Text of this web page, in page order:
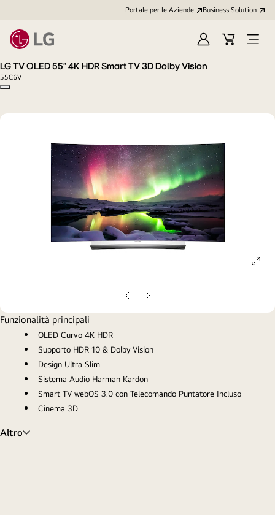
Portale per le Aziende Business Solution
AccediCart
Open
LG TV OLED 55" 4K HDR Smart TV 3D Dolby Vision
55C6V
Copy model name
Slide
precedente
Slide
successiva
Funzionalità principali
OLED Curvo 4K HDR
Supporto HDR 10 & Dolby Vision
Design Ultra Slim
Sistema Audio Harman Kardon
Smart TV webOS 3.0 con Telecomando Puntatore Incluso
Cinema 3D
Altro